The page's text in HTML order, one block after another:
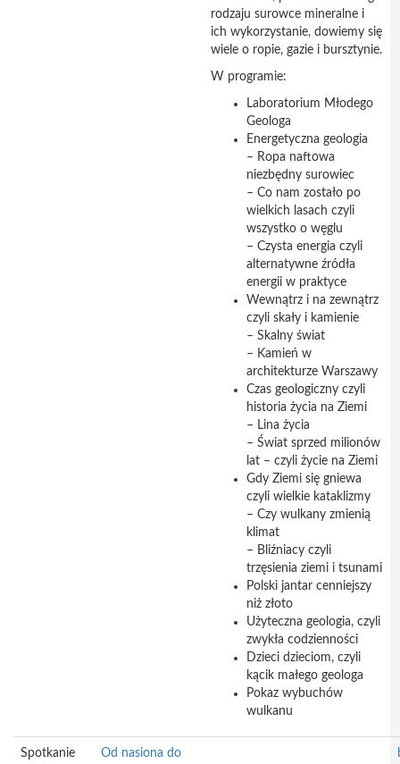
rodzaju surowce mineralne i
ich wykorzystanie, dowiemy się
wiele o ropie, gazie i bursztynie.
W programie:
Laboratorium Młodego
Geologa
Energetyczna geologia
– Ropa naftowa
niezbędny surowiec
– Co nam zostało po
wielkich lasach czyli
wszystko o węglu
– Czysta energia czyli
alternatywne źródła
energii w praktyce
Wewnątrz i na zewnątrz
czyli skały i kamienie
– Skalny świat
– Kamień w
architekturze Warszawy
Czas geologiczny czyli
historia życia na Ziemi
– Lina życia
– Świat sprzed milionów
lat – czyli życie na Ziemi
Gdy Ziemi się gniewa
czyli wielkie kataklizmy
– Czy wulkany zmienią
klimat
– Bliźniacy czyli
trzęsienia ziemi i tsunami
Polski jantar cenniejszy
niż złoto
Użyteczna geologia, czyli
zwykła codzienności
Dzieci dzieciom, czyli
kącik małego geologa
Pokaz wybuchów
wulkanu
Spotkanie
Od nasiona do